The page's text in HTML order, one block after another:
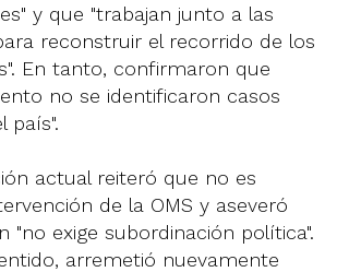
y que "trabajan junto a las
reconstruir el recorrido de los
En tanto, confirmaron que
no se identificaron casos
país".
actual reiteró que no es
de la OMS y aseveró
"no exige subordinación política".
arremetió nuevamente